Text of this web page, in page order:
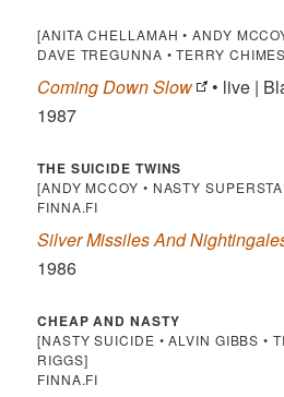
[ANITA CHELLAMAH • ANDY
DAVE TREGUNNA • TERRY
Coming Down Slow
• live |
1987
THE SUICIDE TWINS
[ANDY MCCOY • NASTY
FINNA.FI
Silver Missiles And
1986
CHEAP AND NASTY
[NASTY SUICIDE • ALVIN GIBBS •
RIGGS]
FINNA.FI